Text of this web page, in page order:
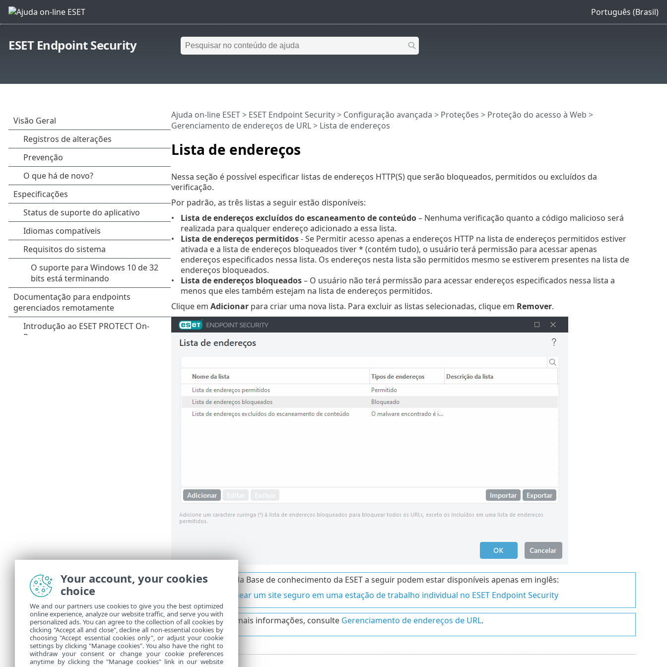
Português (Brasil)
ESET Endpoint Security
Lista de endereços
Ajuda on-line ESET> ESET Endpoint Security> Configuração avançada > Proteções > Proteção do acesso à Web >
Gerenciamento de endereços de URL> Lista de endereços
Nessa seção é possível especificar listas de endereços HTTP(S) que serão bloqueados, permitidos ou excluídos da
verificação.
Por padrão, as três listas a seguir estão disponíveis:
Lista de endereços excluídos do escaneamento de conteúdo– Nenhuma verificação quanto a código malicioso será
realizada para qualquer endereço adicionado a essa lista.
Lista de endereços permitidos- Se Permitir acesso apenas a endereços HTTP na lista de endereços permitidos estiver
ativada e a lista de endereços bloqueados tiver * (contém tudo), o usuário terá permissão para acessar apenas
endereços especificados nessa lista. Os endereços nesta lista são permitidos mesmo se estiverem presentes na lista de
endereços bloqueados.
Lista de endereços bloqueados– O usuário não terá permissão para acessar endereços especificados nessa lista a
menos que eles também estejam na lista de endereços permitidos.
Clique em Adicionarpara criar uma nova lista. Para excluir as listas selecionadas, clique em Remover.
Os artigos da Base de conhecimento da ESET a seguir podem estar disponíveis apenas em inglês:
Desbloquear um site seguro em uma estação de trabalho individual no ESET Endpoint Security
Para obter mais informações, consulte Gerenciamento de endereços de URL.
Your account, your cookies
choice
We and our partners use cookies to give you the best optimized
online experience, analyze our website traffic, and serve you with
personalized ads. You can agree to the collection of all cookies by
clicking "Accept all and close", decline all non-essential cookies by
choosing "Accept essential cookies only", or adjust your cookie
settings by clicking "Manage cookies". You also have the right to
withdraw your consent or change your cookie preferences
anytime by clicking the "Manage cookies" link in our website